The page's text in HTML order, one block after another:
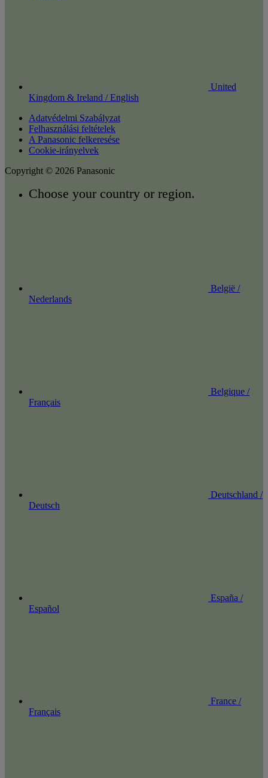
United
Kingdom & Ireland / English
Adatvédelmi Szabályzat
Felhasználási feltételek
A Panasonic felkeresése
Cookie-irányelvek
Copyright © 2026 Panasonic
Choose your country or region.
België /
Nederlands
Belgique /
Français
Deutschland /
Deutsch
España /
Español
France /
Français